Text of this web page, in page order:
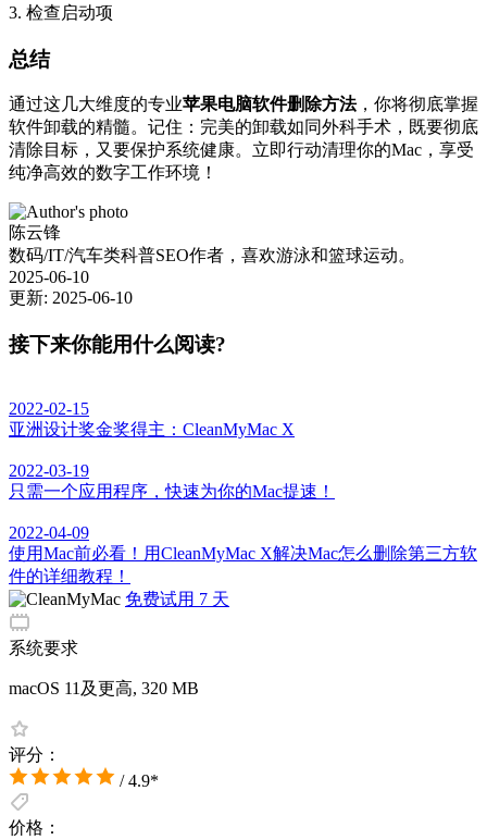
3. 检查启动项
总结
通过这几大维度的专业苹果电脑软件删除方法，你将彻底掌握
软件卸载的精髓。记住：完美的卸载如同外科手术，既要彻底
清除目标，又要保护系统健康。立即行动清理你的Mac，享受
纯净高效的数字工作环境！
陈云锋
数码/IT/汽车类科普SEO作者，喜欢游泳和篮球运动。
2025-06-10
更新: 2025-06-10
接下来你能用什么阅读?
2022-02-15
亚洲设计奖金奖得主：CleanMyMac X
2022-03-19
只需一个应用程序，快速为你的Mac提速！
2022-04-09
使用Mac前必看！用CleanMyMac X解决Mac怎么删除第三方软
件的详细教程！
免费试用 7 天
系统要求
macOS 11及更高, 320 MB
评分：
/ 4.9*
价格：